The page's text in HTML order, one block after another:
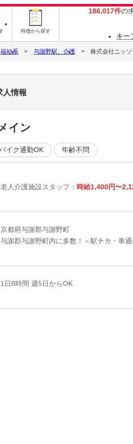
特徴から探す
186,017件の
キー
祉系 与謝野駅、介護 株式会社ニッ
人情報
イン
イク通勤OK 年齢不問
老人介護施設スタッフ： 時給1,400円〜
京都府与謝郡与謝野町
与謝郡与謝野町内に多数！＜駅チカ・車通
1日8時間 週5日からOK